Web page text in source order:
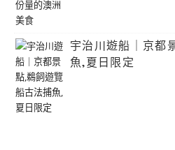
宇治川遊船｜京都
魚,夏日限定